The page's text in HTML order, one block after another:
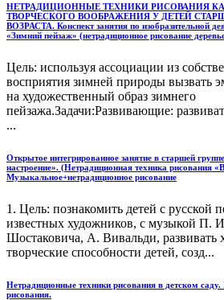
НЕТРАДИЦИОННЫЕ ТЕХНИКИ РИСОВАНИЯ
ТВОРЧЕСКОГО ВООБРАЖЕНИЯ У ДЕТЕЙ
ВОЗРАСТА. Конспект занятия по изобразительной
«Зимний пейзаж» (нетрадиционное рисование
Цель: используя ассоциации из
восприятия зимней природы вызвать
на художественный образ зимнего
пейзажа.Задачи:Развивающие:
...
Открытое интегрированное занятие в старшей
настроение». (Нетрадиционная техника рисования
Музыкальное+нетрадиционное рисование
1. Цель: познакомить детей с русской
известных художников, с музыкой П.
Шостаковича, А. Вивальди, развивать
творческие способности детей, созд...
Нетрадиционные техники рисования в детском
рисования.